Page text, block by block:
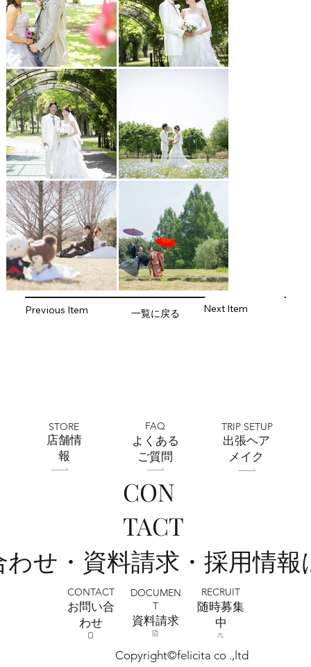
Next Item
Previous Item 一覧に戻る
Copyright©felicita co .,ltd
CON
TACT
せ・資料請求・採用情
CONTACT
お問い合
わせ
DOCUMEN
T
​資料請求
RECRUIT
​随時募集
中
STORE
​店舗情
報
FAQ
よくある
ご質問
TRIP SETUP
出張ヘア
メイク